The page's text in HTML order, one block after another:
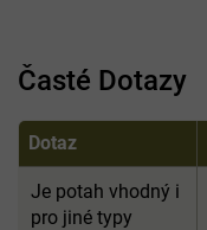
Časté Dotazy
Dotaz
Je potah vhodný i
pro jiné typy